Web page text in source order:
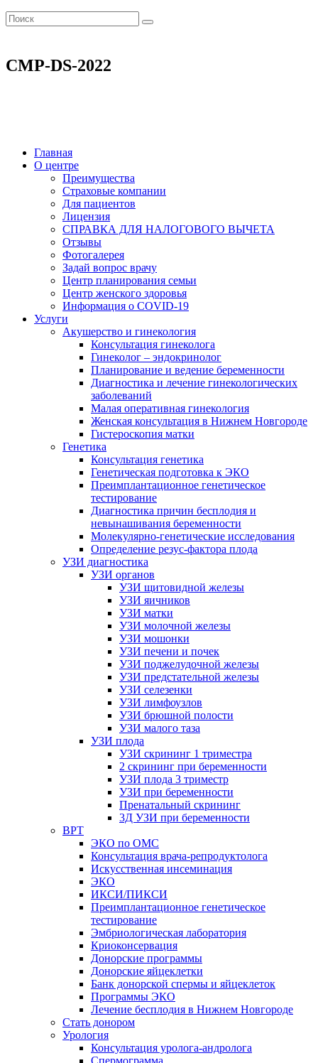
CMP-DS-2022
Главная
О центре
Преимущества
Страховые компании
Для пациентов
Лицензия
СПРАВКА ДЛЯ НАЛОГОВОГО ВЫЧЕТА
Отзывы
Фотогалерея
Задай вопрос врачу
Центр планирования семьи
Центр женского здоровья
Информация о COVID-19
Услуги
Акушерство и гинекология
Консультация гинеколога
Гинеколог – эндокринолог
Планирование и ведение беременности
Диагностика и лечение гинекологических
заболеваний
Малая оперативная гинекология
Женская консультация в Нижнем Новгороде
Гистероскопия матки
Генетика
Консультация генетика
Генетическая подготовка к ЭКО
Преимплантационное генетическое
тестирование
Диагностика причин бесплодия и
невынашивания беременности
Молекулярно-генетические исследования
Определение резус-фактора плода
УЗИ диагностика
УЗИ органов
УЗИ щитовидной железы
УЗИ яичников
УЗИ матки
УЗИ молочной железы
УЗИ мошонки
УЗИ печени и почек
УЗИ поджелудочной железы
УЗИ предстательной железы
УЗИ селезенки
УЗИ лимфоузлов
УЗИ брюшной полости
УЗИ малого таза
УЗИ плода
УЗИ скрининг 1 триместра
2 скрининг при беременности
УЗИ плода 3 триместр
УЗИ при беременности
Пренатальный скрининг
3Д УЗИ при беременности
ВРТ
ЭКО по ОМС
Консультация врача-репродуктолога
Искусственная инсеминация
ЭКО
ИКСИ/ПИКСИ
Преимплантационное генетическое
тестирование
Эмбриологическая лаборатория
Криоконсервация
Донорские программы
Донорские яйцеклетки
Банк донорской спермы и яйцеклеток
Программы ЭКО
Лечение бесплодия в Нижнем Новгороде
Стать донором
Урология
Консультация уролога-андролога